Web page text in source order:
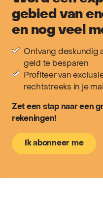
gebied van
en nog veel
Ontvang deskundig
geld te besparen
Profiteer van
rechtstreeks in je
Zet een stap naar een
rekeningen!
Ik abonneer me